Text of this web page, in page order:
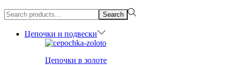
Search
for:>
Search
Цепочки и подвески
Цепочки в золоте